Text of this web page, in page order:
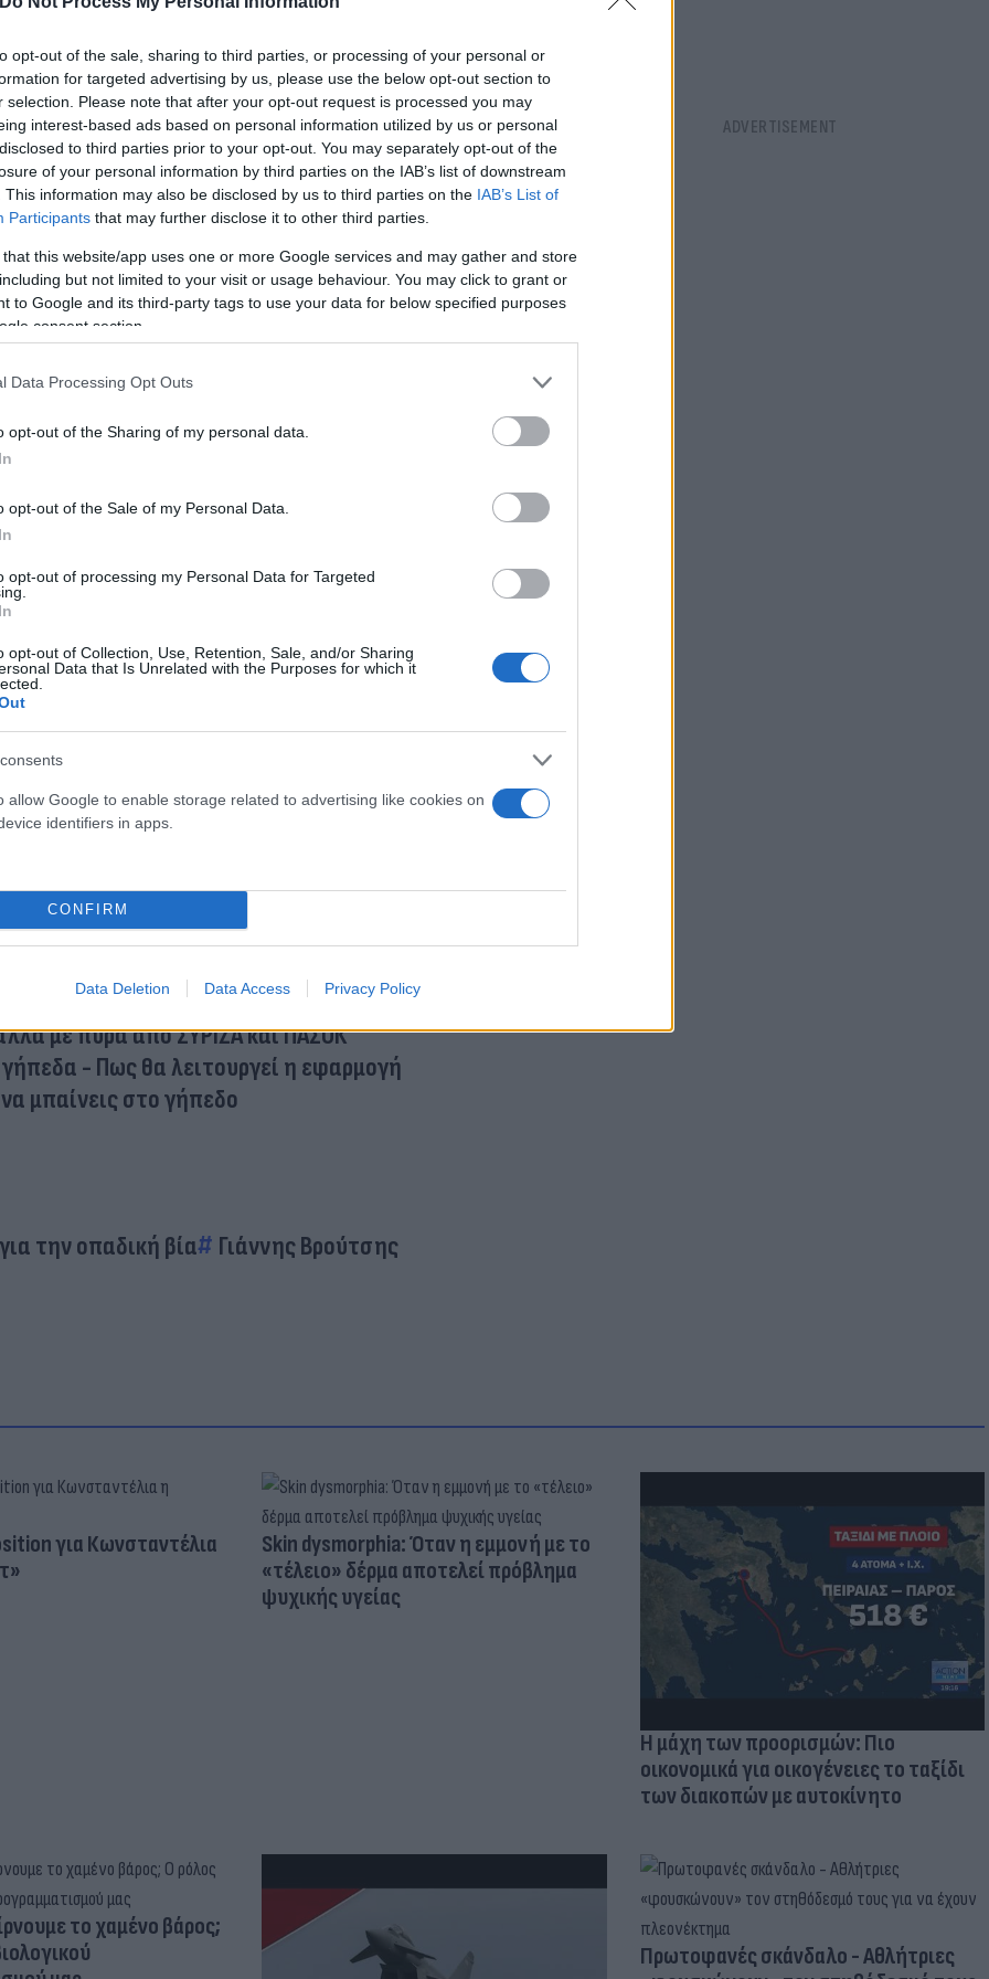
opt-out of the sale, sharing to third parties, or processing of your personal or
for targeted advertising by us, please use the below opt-out section to
selection. Please note that after your opt-out request is processed you may
interest-based ads based on personal information utilized by us or personal
to third parties prior to your opt-out. You may separately opt-out of the
of your personal information by third parties on the IAB’s list of downstream
This information may also be disclosed by us to third parties on the IAB’s List of
Participants that may further disclose it to other third parties.
that this website/app uses one or more Google services and may gather and store
but not limited to your visit or usage behaviour. You may click to grant or
to Google and its third-party tags to use your data for below specified purposes
consent section.
Data Processing Opt Outs
opt-out of the Sharing of my personal data.
opt-out of the Sale of my Personal Data.
opt-out of processing my Personal Data for Targeted
opt-out of Collection, Use, Retention, Sale, and/or Sharing
Data that Is Unrelated with the Purposes for which it
allow Google to enable storage related to advertising like cookies on
identifiers in apps.
CONFIRM
Data Deletion Data Access Privacy Policy
φιλάθλου. Κανένας δεν θα μπορεί πλέον να κρυφτεί πίσω
έστειλε το μήνυμα πως τα μέτρα θα είναι
κρίση, δεν θα μπορεί να σηκώσει κάποιος το
παράβαση, ποινή και μετά κλείσιμο γηπέδου», όπως είπε
την εφαρμογή του νέου νόμου, καθώς όπως είπε «αν δεν το
Flash.gr
ταυτοπροσωπία και πρόστιμα-μαμούθ στις ΠΑΕ
έφτασε στο χτένι
με πυρά από ΣΥΡΙΖΑ και ΠΑΣΟΚ
- Πως θα λειτουργεί η εφαρμογή
μπαίνεις στο γήπεδο
την οπαδική βία Γιάννης Βρούτσης
για Κωνσταντέλια
Skin dysmorphia: Όταν η εμμονή με το
«τέλειο» δέρμα αποτελεί πρόβλημα
ψυχικής υγείας
Η μάχη των προορισμών: Πιο
οικονομικά για οικογένειες το ταξίδι
των διακοπών με αυτοκίνητο
το χαμένο βάρος;
Πρωτοφανές σκάνδαλο - Aθλήτριες